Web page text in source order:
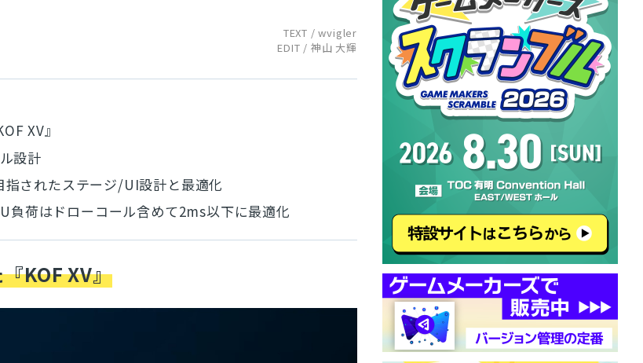
TEXT / wvigler
EDIT / 神山 大輝
XV』
設計
指されたステージ/UI設計と最適化
負荷はドローコール含めて2ms以下に最適化
KOF XV』